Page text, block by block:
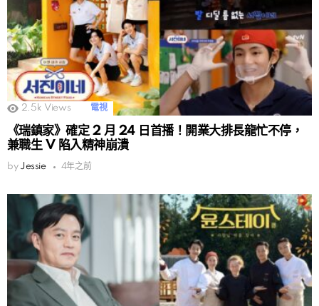
2.5k Views 電視
《瑞鎮家》確定 2 月 24 日首播！開業大排長龍忙不停，
兼職生 V 陷入精神崩潰
by Jessie 4年之前